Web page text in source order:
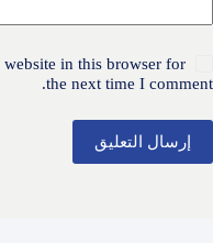
website in this browser for
the next time I comment.
إرسال التعليق